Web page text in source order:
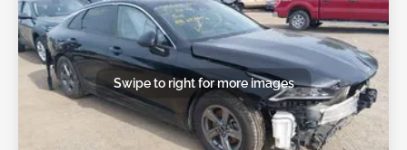
Swipe to right for more images